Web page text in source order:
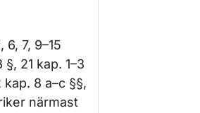
6, 7, 9–15
21 kap. 1–3
kap. 8 a–c §§,
närmast